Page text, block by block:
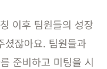
이후 팀원들의 성장
잖아요. 팀원들과
준비하고 미팅을 시